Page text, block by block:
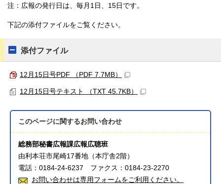
注：広報の発行日は、毎月1日、15日です。
下記の添付ファイルをご覧ください。
添付ファイル
12月15日号PDF （PDF 7.7MB）
12月15日号テキスト （TXT 45.7KB）
このページに関するお問い合わせ
総務部秘書広報課広報広聴班
由利本荘市尾崎17番地（本庁舎2階）
電話：0184-24-6237 ファクス：0184-23-2270
お問い合わせは専用フォームをご利用ください。